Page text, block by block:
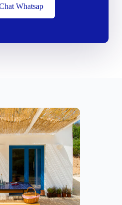
Whatsap